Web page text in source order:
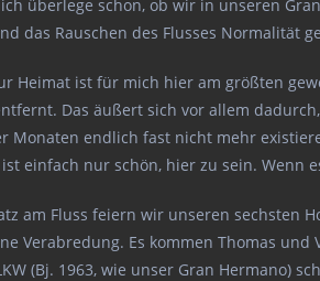
überlege schon, ob wir in unseren
das Rauschen des Flusses Normalität
Heimat ist für mich hier am größten
Das äußert sich vor allem
Monaten endlich fast nicht mehr
ist einfach nur schön, hier zu sein.
am Fluss feiern wir unseren sechsten
Verabredung. Es kommen Thomas
(Bj. 1963, wie unser Gran Hermano)